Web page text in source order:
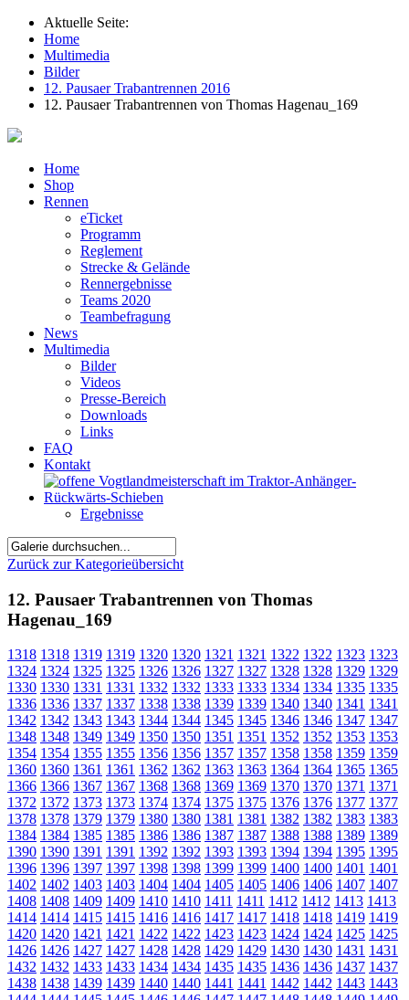
Aktuelle Seite:
Home
Multimedia
Bilder
12. Pausaer Trabantrennen 2016
12. Pausaer Trabantrennen von Thomas Hagenau_169
Home
Shop
Rennen
eTicket
Programm
Reglement
Strecke & Gelände
Rennergebnisse
Teams 2020
Teambefragung
News
Multimedia
Bilder
Videos
Presse-Bereich
Downloads
Links
FAQ
Kontakt
Ergebnisse
Zurück zur Kategorieübersicht
12. Pausaer Trabantrennen von Thomas
Hagenau_169
1318 1318 1319 1319 1320 1320 1321 1321 1322 1322 1323 1323
1324 1324 1325 1325 1326 1326 1327 1327 1328 1328 1329 1329
1330 1330 1331 1331 1332 1332 1333 1333 1334 1334 1335 1335
1336 1336 1337 1337 1338 1338 1339 1339 1340 1340 1341 1341
1342 1342 1343 1343 1344 1344 1345 1345 1346 1346 1347 1347
1348 1348 1349 1349 1350 1350 1351 1351 1352 1352 1353 1353
1354 1354 1355 1355 1356 1356 1357 1357 1358 1358 1359 1359
1360 1360 1361 1361 1362 1362 1363 1363 1364 1364 1365 1365
1366 1366 1367 1367 1368 1368 1369 1369 1370 1370 1371 1371
1372 1372 1373 1373 1374 1374 1375 1375 1376 1376 1377 1377
1378 1378 1379 1379 1380 1380 1381 1381 1382 1382 1383 1383
1384 1384 1385 1385 1386 1386 1387 1387 1388 1388 1389 1389
1390 1390 1391 1391 1392 1392 1393 1393 1394 1394 1395 1395
1396 1396 1397 1397 1398 1398 1399 1399 1400 1400 1401 1401
1402 1402 1403 1403 1404 1404 1405 1405 1406 1406 1407 1407
1408 1408 1409 1409 1410 1410 1411 1411 1412 1412 1413 1413
1414 1414 1415 1415 1416 1416 1417 1417 1418 1418 1419 1419
1420 1420 1421 1421 1422 1422 1423 1423 1424 1424 1425 1425
1426 1426 1427 1427 1428 1428 1429 1429 1430 1430 1431 1431
1432 1432 1433 1433 1434 1434 1435 1435 1436 1436 1437 1437
1438 1438 1439 1439 1440 1440 1441 1441 1442 1442 1443 1443